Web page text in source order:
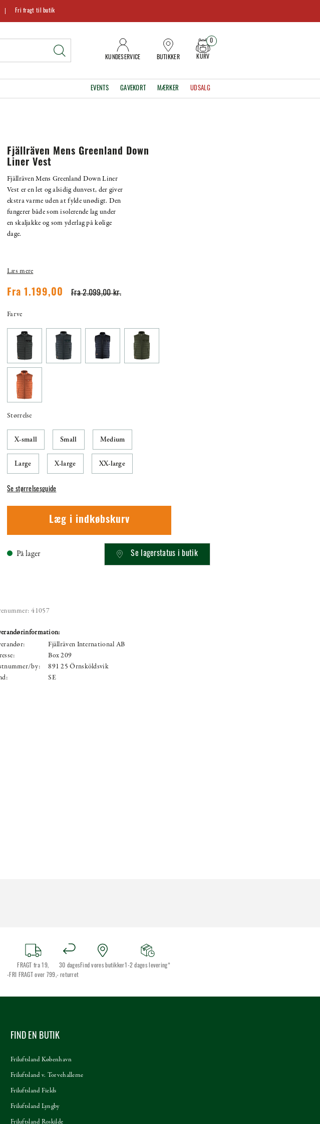
Fri fragt til butik
KUNDESERVICE BUTIKKER KURV
0
EVENTS GAVEKORT MÆRKER UDSALG
Fjällräven Mens Greenland Down
Liner Vest
Fjällräven Mens Greenland Down Liner
Vest er en let og alsidig dunvest, der giver
ekstra varme uden at fylde unødigt. Den
fungerer både som isolerende lag under
en skaljakke og som yderlag på kølige
dage.
Læs mere
Fra 2.099,00 kr.
Fra 1.199,00
Farve
Størrelse
X-small Small Medium
Large X-large XX-large
Se størrelsesguide
Læg i indkøbskurv
På lager Se lagerstatus i butik
41057
Fjällräven International AB
Box 209
by:
891 25 Örnsköldsvik
SE
FRAGT fra 19,
-FRI FRAGT over 799,-
30 dages
returret
Find vores butikker 1-2 dages levering*
FIND EN BUTIK
Friluftsland København
Friluftsland v. Torvehallerne
Friluftsland Fields
Friluftsland Lyngby